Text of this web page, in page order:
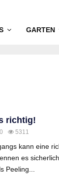
GARTEN
richtig!
0 5311
kann eine
es
Peeling...